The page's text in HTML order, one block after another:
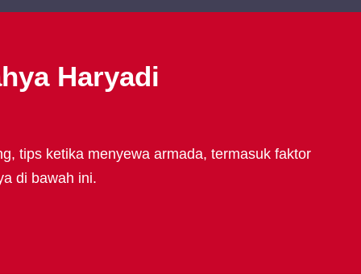
Haryadi
tips ketika menyewa armada, termasuk faktor
di bawah ini.